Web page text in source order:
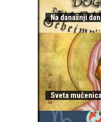
Na današnji
Sveta